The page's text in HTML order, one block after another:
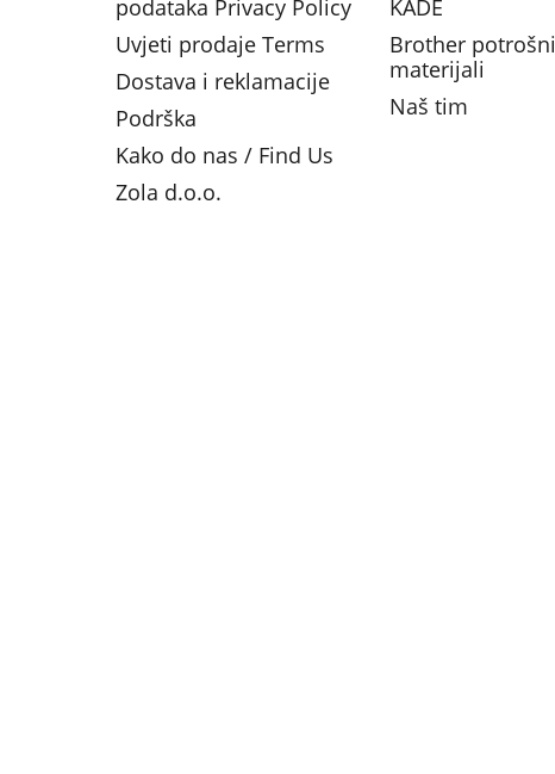
podataka Privacy Policy
Uvjeti prodaje Terms
Dostava i reklamacije
Podrška
Kako do nas / Find Us
Zola d.o.o.
KADE
Brother potrošni
materijali
Naš tim